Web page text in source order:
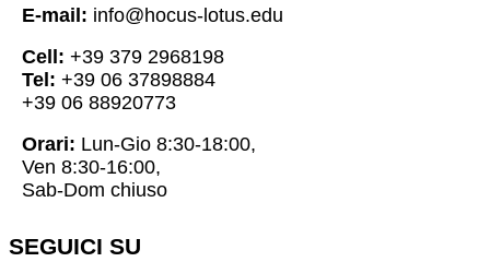
E-mail: info@hocus-lotus.edu
Cell: +39 379 2968198
Tel: +39 06 37898884
+39 06 88920773
Orari: Lun-Gio 8:30-18:00,
Ven 8:30-16:00,
Sab-Dom chiuso
SEGUICI SU